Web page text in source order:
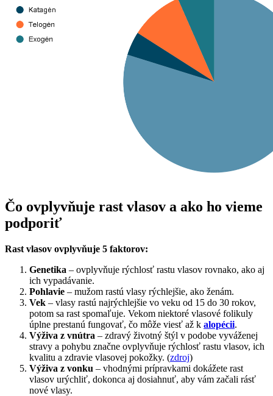
Čo ovplyvňuje rast vlasov a ako ho vieme
podporiť
Rast vlasov ovplyvňuje 5 faktorov:
Genetika – ovplyvňuje rýchlosť rastu vlasov rovnako, ako aj
ich vypadávanie.
Pohlavie – mužom rastú vlasy rýchlejšie, ako ženám.
Vek – vlasy rastú najrýchlejšie vo veku od 15 do 30 rokov,
potom sa rast spomaľuje. Vekom niektoré vlasové folikuly
úplne prestanú fungovať, čo môže viesť až k alopécii.
Výživa z vnútra – zdravý životný štýl v podobe vyváženej
stravy a pohybu značne ovplyvňuje rýchlosť rastu vlasov, ich
kvalitu a zdravie vlasovej pokožky. (zdroj)
Výživa z vonku – vhodnými prípravkami dokážete rast
vlasov urýchliť, dokonca aj dosiahnuť, aby vám začali rásť
nové vlasy.